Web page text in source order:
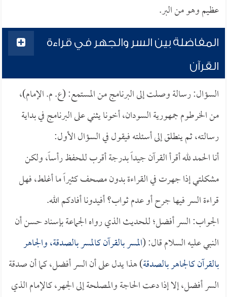
عظيم وهو من البر.
المفاضلة بين السر والجهر في قراءة
القرآن
السؤال: رسالة وصلت إلى البرنامج من المستمع: (ع. م. الإمام)،
من الخرطوم جمهورية السودان، أخونا يثني على البرنامج في بداية
رسالته، ثم ينطلق إلى أسئلته فيقول في السؤال الأول:
أنا الحمد لله أقرأ القرآن جيداً بدرجة أقرب للحفظ رأساً، ولكن
مشكلتي إذا جهرت في القراءة بدون مصحف كثيراً ما أغلط، فهل
قراءة السر فيها جرح أو عدم ثواب؟ أفيدونا أفادكم الله.
الجواب: السر أفضل؛ للحديث الذي رواه الجماعة بإسناد حسن أن
النبي عليه السلام قال: (المسر بالقرآن كالمسر بالصدقة، والجاهر
بالقرآن كالجاهر بالصدقة) هذا يدل على أن السر أفضل، كما أن صدقة
السر أفضل، إلا إذا دعت الحاجة والمصلحة إلى الجهر، كالإمام الذي